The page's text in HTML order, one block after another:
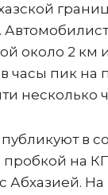
около 2 км и
часы пик на
несколько
в
на
Абхазией. На